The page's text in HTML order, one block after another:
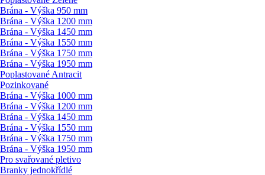
Brána - Výška 950 mm
Brána - Výška 1200 mm
Brána - Výška 1450 mm
Brána - Výška 1550 mm
Brána - Výška 1750 mm
Brána - Výška 1950 mm
Poplastované Antracit
Pozinkované
Brána - Výška 1000 mm
Brána - Výška 1200 mm
Brána - Výška 1450 mm
Brána - Výška 1550 mm
Brána - Výška 1750 mm
Brána - Výška 1950 mm
Pro svařované pletivo
Branky jednokřídlé